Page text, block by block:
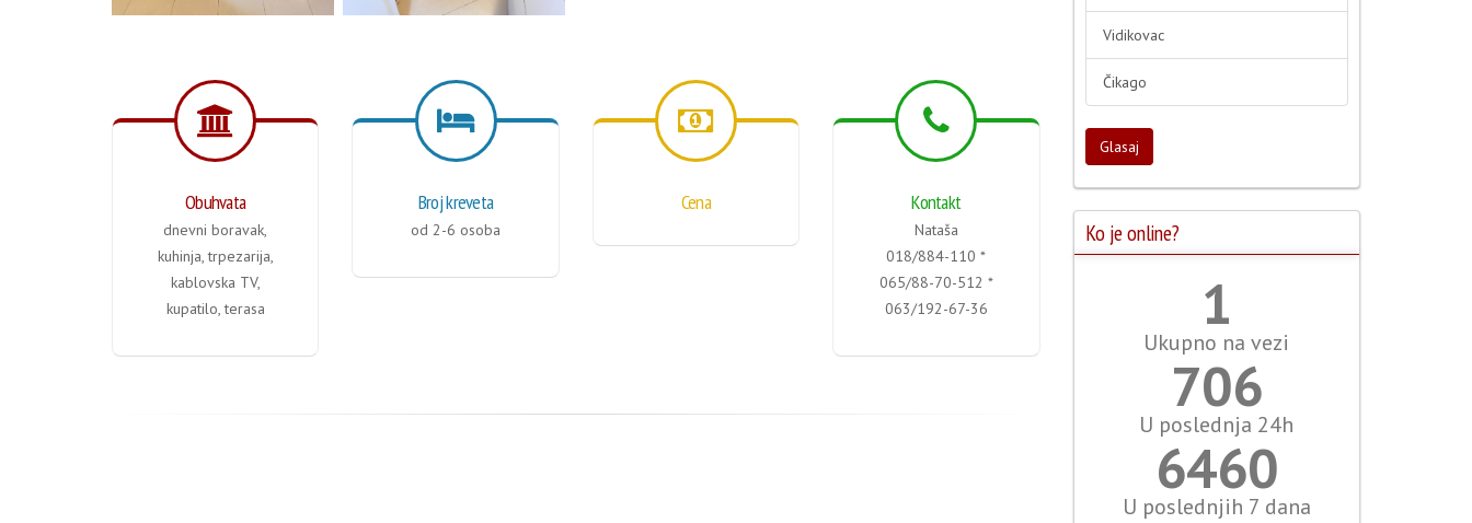
Obuhvata
dnevni boravak,
kuhinja, trpezarija,
kablovska TV,
kupatilo, terasa
Broj kreveta
od 2-6 osoba
Cena Kontakt
Nataša
018/884-110 *
065/88-70-512 *
063/192-67-36
Vidikovac
Čikago
Glasaj
Ko je online?
1
Ukupno na vezi
785
U poslednja 24h
7178
U poslednjih 7 dana